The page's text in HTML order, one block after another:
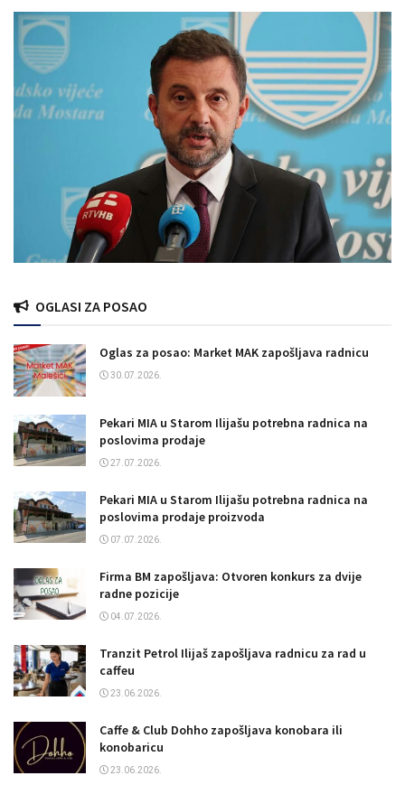
OGLASI ZA POSAO
Oglas za posao: Market MAK zapošljava radnicu
30.07.2026.
Pekari MIA u Starom Ilijašu potrebna radnica na
poslovima prodaje
27.07.2026.
Pekari MIA u Starom Ilijašu potrebna radnica na
poslovima prodaje proizvoda
07.07.2026.
Firma BM zapošljava: Otvoren konkurs za dvije
radne pozicije
04.07.2026.
Tranzit Petrol Ilijaš zapošljava radnicu za rad u
caffeu
23.06.2026.
Caffe & Club Dohho zapošljava konobara ili
konobaricu
23.06.2026.